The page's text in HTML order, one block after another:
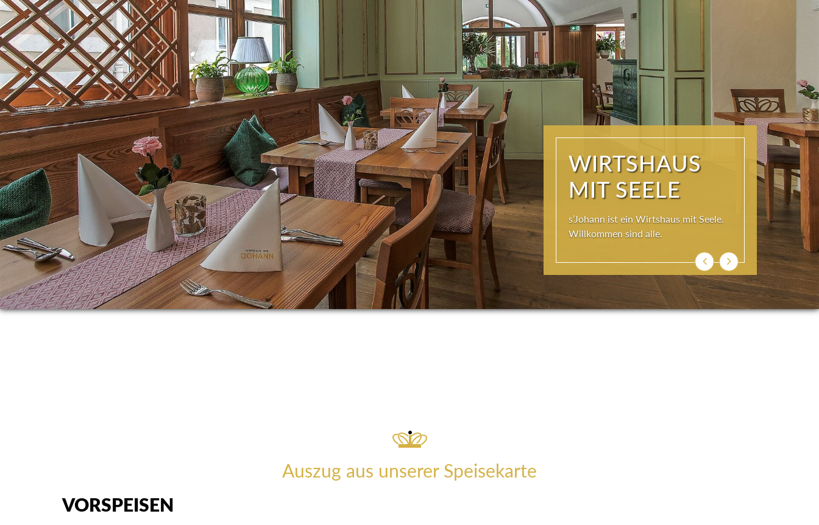
WIRTSHAUS
MIT SEELE
s’Johann ist ein Wirtshaus mit Seele.
Willkommen sind alle.
ZurückWeiter
Auszug aus unserer Speisekarte
VORSPEISEN